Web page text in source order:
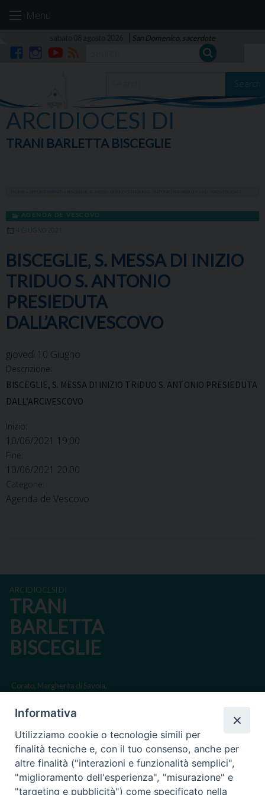
Menu
San Domenico, sacerdote
Search
ARCIDIOCESI DI
TRANI BARLETTA BISCEGLIE
AGENDA DE VESCOVO
4 GIUGNO 2021
BISCEGLIE, S. MESSA DI INIZIO
TRIDUO S. ANTONIO
PRESIEDUTA
DALL’ARCIVESCOVO
giovedì 10 Giugno
Descrizione:
BISCEGLIE, S. MESSA DI INIZIO TRIDUO S. ANTONIO PRESIEDUTA
DALL’ARCIVESCOVO
Inizio:
10/06/2021 19:00
Fine:
10/06/2021 20:00
Categorie:
Agenda de Vescovo
ARCIDIOCESI DI
TRANI
BARLETTA
BISCEGLIE
Corato, Margherita di Savoia,
Regione ecclesiastica Puglia
Via Beltrani, 9
76125 Trani BT
Informativa
Utilizziamo cookie o tecnologie simili per
finalità tecniche e, con il tuo consenso, anche per
altre finalità ("interazioni e funzionalità semplici",
"miglioramento dell'esperienza", "misurazione" e
"targeting e pubblicità") come specificato nella